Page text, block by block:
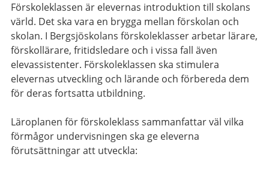
Förskoleklassen är elevernas introduktion till skolans
värld. Det ska vara en brygga mellan förskolan och
skolan. I Bergsjöskolans förskoleklasser arbetar lärare,
förskollärare, fritidsledare och i vissa fall även
elevassistenter. Förskoleklassen ska stimulera
elevernas utveckling och lärande och förbereda dem
för deras fortsatta utbildning.
Läroplanen för förskoleklass sammanfattar väl vilka
förmågor undervisningen ska ge eleverna
förutsättningar att utveckla: